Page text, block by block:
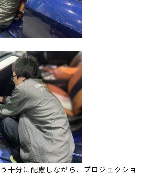
十分に配慮しながら、プロジェクショ